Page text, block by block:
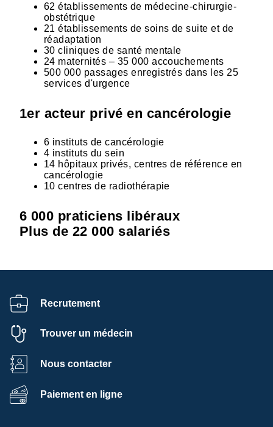
62 établissements de médecine-chirurgie-
obstétrique
21 établissements de soins de suite et de
réadaptation
30 cliniques de santé mentale
24 maternités – 35 000 accouchements
500 000 passages enregistrés dans les 25
services d'urgence
1er acteur privé en cancérologie
6 instituts de cancérologie
4 instituts du sein
14 hôpitaux privés, centres de référence en
cancérologie
10 centres de radiothérapie
6 000 praticiens libéraux
Plus de 22 000 salariés
Recrutement
Trouver un médecin
Nous contacter
Paiement en ligne